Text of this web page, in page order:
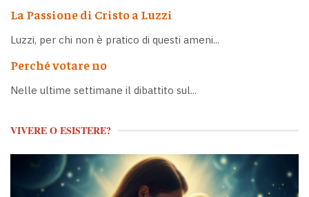
La Passione di Cristo a Luzzi
Luzzi, per chi non è pratico di questi ameni...
Perché votare no
Nelle ultime settimane il dibattito sul...
VIVERE O ESISTERE?